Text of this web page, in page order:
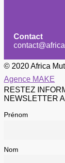
Contact
© 2020 Africa
Agence MAKE
RESTEZ
NEWSLETTER
Prénom
Nom